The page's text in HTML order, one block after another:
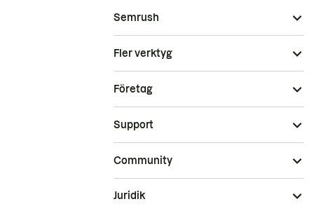
Semrush
Fler verktyg
Företag
Support
Community
Juridik